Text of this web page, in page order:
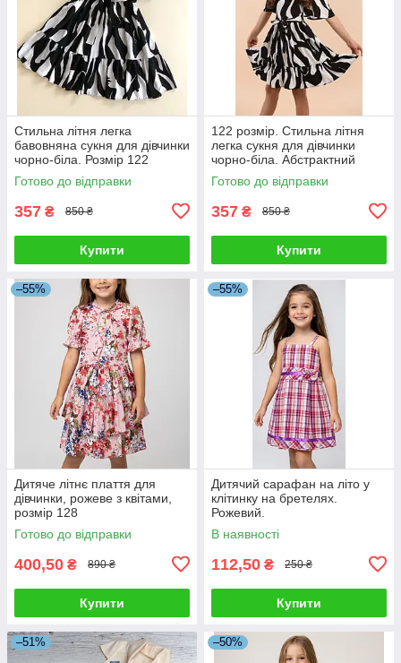
Стильна літня легка
бавовняна сукня для дівчинки
чорно-біла. Розмір 122
Готово до відправки
357 ₴ 850 ₴
Купити
122 розмір. Стильна літня
легка сукня для дівчинки
чорно-біла. Абстрактний
принт.
Готово до відправки
357 ₴ 850 ₴
Купити
–55%
Дитяче літнє плаття для
дівчинки, рожеве з квітами,
розмір 128
Готово до відправки
400,50 ₴ 890 ₴
Купити
–55%
Дитячий сарафан на літо у
клітинку на бретелях.
Рожевий.
В наявності
112,50 ₴ 250 ₴
Купити
–51% –50%